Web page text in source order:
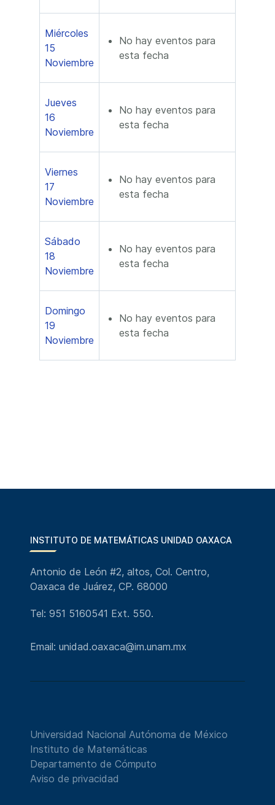
Miércoles
15
Noviembre
No hay eventos para
esta fecha
Jueves
16
Noviembre
No hay eventos para
esta fecha
Viernes
17
Noviembre
No hay eventos para
esta fecha
Sábado
18
Noviembre
No hay eventos para
esta fecha
Domingo
19
Noviembre
No hay eventos para
esta fecha
INSTITUTO DE MATEMÁTICAS UNIDAD OAXACA
Antonio de León #2, altos, Col. Centro,
Oaxaca de Juárez, CP. 68000
Tel: 951 5160541 Ext. 550.
Email: unidad.oaxaca@im.unam.mx
Universidad Nacional Autónoma de México
Instituto de Matemáticas
Departamento de Cómputo
Aviso de privacidad